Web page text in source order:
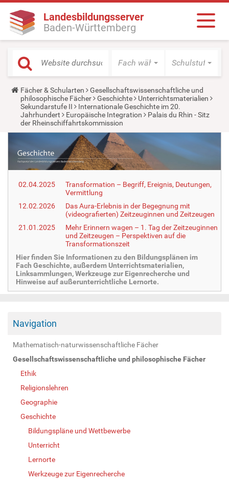
Landesbildungsserver
Baden-Württemberg
Fach wählen Schulstufe
Y
o
u
a
r
e
r
e
:
Fächer & Schularten
Gesellschaftswissenschaftliche und
philosophische Fächer
Geschichte
Unterrichtsmaterialien
Sekundarstufe II
Internationale Geschichte im 20.
Jahrhundert
Europäische Integration
Palais du Rhin - Sitz
der Rheinschiffahrtskommission
02.04.2025
Transformation – Begriff, Ereignis, Deutungen,
Vermittlung
12.02.2026
Das Aura-Erlebnis in der Begegnung mit
(videografierten) Zeitzeuginnen und Zeitzeugen
21.01.2025
Mehr Erinnern wagen – 1. Tag der Zeitzeuginnen
und Zeitzeugen – Perspektiven auf die
Transformationszeit
Hier finden Sie Informationen zu den Bildungsplänen im
Fach Geschichte, außerdem Unterrichtsmaterialien,
Linksammlungen, Werkzeuge zur Eigenrecherche und
Hinweise auf außerunterrichtliche Lernorte.
Navigation
Mathematisch-naturwissenschaftliche Fächer
Gesellschaftswissenschaftliche und philosophische Fächer
Ethik
Religionslehren
Geographie
Geschichte
Bildungspläne und Wettbewerbe
Unterricht
Lernorte
Werkzeuge zur Eigenrecherche